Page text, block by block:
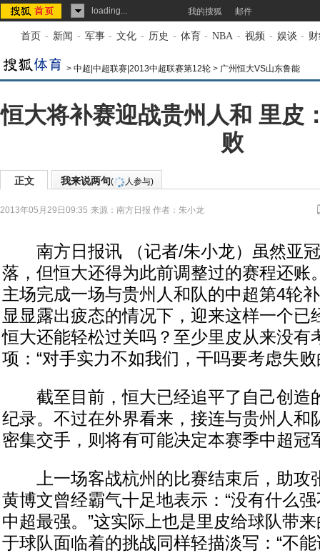
loading... 我的搜狐 邮件
首页 - 新闻 - 军事 - 文化 - 历史 - 体育 - NBA - 视频 - 娱谈 -
> 中超|中超联赛|2013中超联赛第12轮 > 广州恒大VS山东鲁能
恒大将补赛迎战贵州人和 里皮
败
正文 我来说两句( 人参与)
2013年05月29日09:35 来源： 南方日报 作者：朱小龙
南方日报讯 （记者/朱小龙）虽然亚冠
落，但恒大还得为此前调整过的赛程还账
主场完成一场与贵州人和队的中超第4轮
显显露出疲态的情况下，迎来这样一个已
恒大还能轻松过关吗？至少里皮从来没有
项：“对手实力不如我们，干吗要考虑失败
截至目前，恒大已经追平了自己创造
纪录。不过在外界看来，接连与贵州人和
密集交手，则将有可能决定本赛季中超冠
上一场客战杭州的比赛结束后，助攻
黄博文曾经霸气十足地表示：“没有什么
中超最强。”这实际上也是里皮给球队带来
于球队面临着的挑战同样轻描淡写：“不